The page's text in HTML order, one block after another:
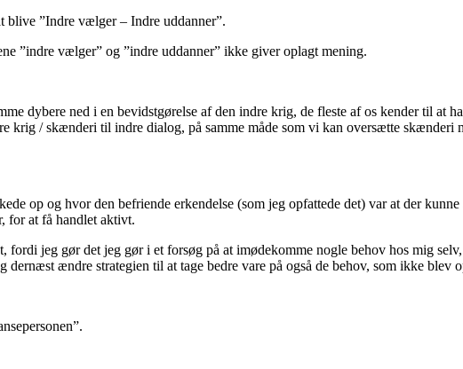
blive ”Indre vælger – Indre uddanner”.
”indre vælger” og ”indre uddanner” ikke giver oplagt mening.
dybere ned i en bevidstgørelse af den indre krig, de fleste af os kender til at
krig / skænderi til indre dialog, på samme måde som vi kan oversætte skænderi
op og hvor den befriende erkendelse (som jeg opfattede det) var at der
for at få handlet aktivt.
jeg gør det jeg gør i et forsøg på at imødekomme nogle behov hos mig
ændre strategien til at tage bedre vare på også de behov, som ikke blev